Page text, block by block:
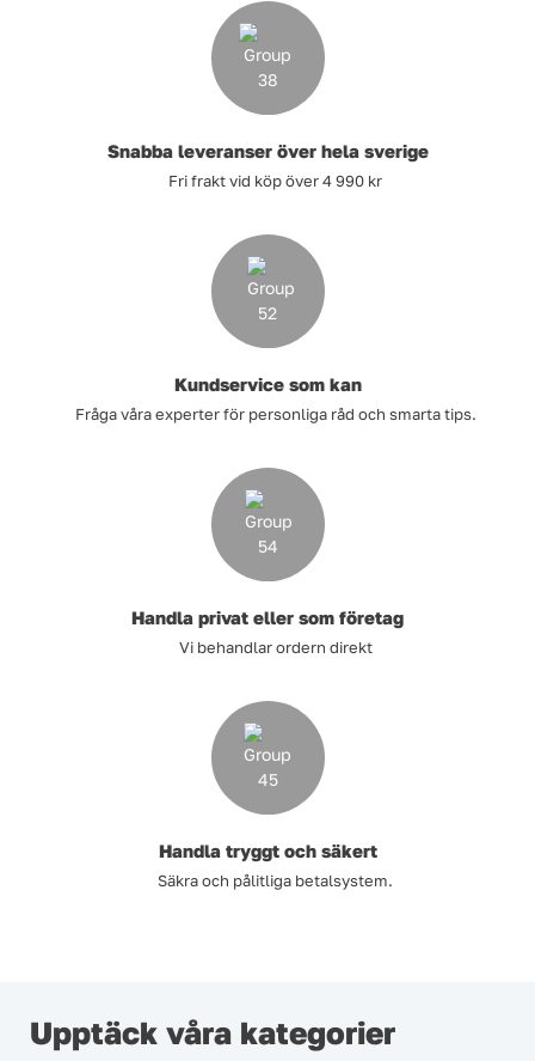
Snabba leveranser över hela sverige
Fri frakt vid köp över 4 990 kr
Kundservice som kan
Fråga våra experter för personliga råd och smarta tips.
Handla privat eller som företag
Vi behandlar ordern direkt
Handla tryggt och säkert
Säkra och pålitliga betalsystem.
Upptäck våra kategorier